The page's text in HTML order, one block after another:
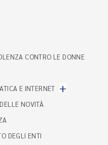
CONTRO LE DONNE
E INTERNET +
NOVITÀ
DEGLI ENTI